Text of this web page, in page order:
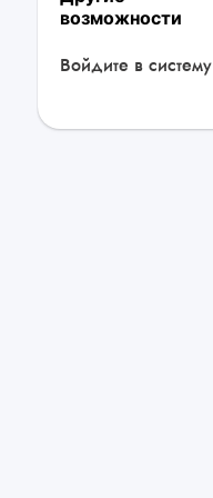
возможности
Войдите в систему